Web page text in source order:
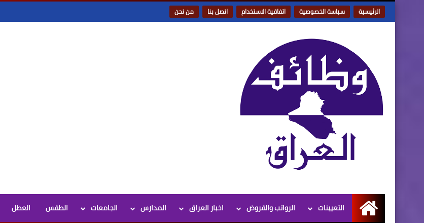
الرئيسية سياسة الخصوصية اتفاقية الاستخدام اتصل بنا من نحن
الرئيسية
التعيينات الرواتب والقروض اخبار العراق المدارس الجامعات الطقس العطل